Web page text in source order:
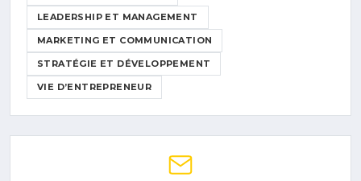
LEADERSHIP ET MANAGEMENT
MARKETING ET COMMUNICATION
STRATÉGIE ET DÉVELOPPEMENT
VIE D’ENTREPRENEUR